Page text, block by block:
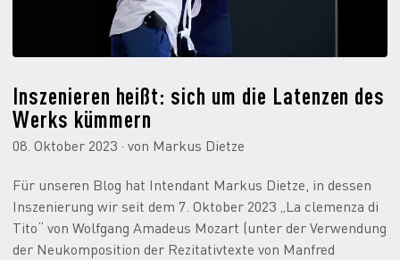
Inszenieren heißt: sich um die Latenzen des
Werks kümmern
08. Oktober 2023 · von Markus Dietze
Für unseren Blog hat Intendant Markus Dietze, in dessen
Inszenierung wir seit dem 7. Oktober 2023 „La clemenza di
Tito“ von Wolfgang Amadeus Mozart (unter der Verwendung
der Neukomposition der Rezitativtexte von Manfred